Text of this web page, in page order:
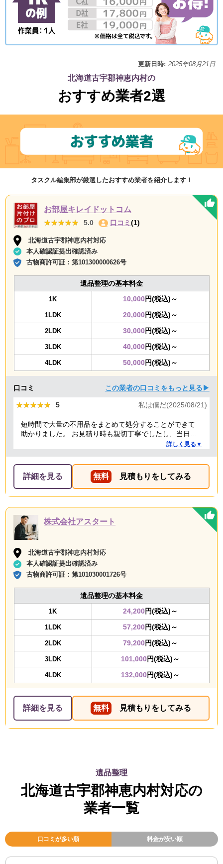
更新日時: 2025年08月21日
北海道古宇郡神恵内村の
おすすめ業者2選
タスクル編集部が厳選したおすすめ業者を紹介します！
お部屋キレイドットコム
★★★★★
★★★★★ 5.0 口コミ (1)
北海道古宇郡神恵内村対応
本人確認証提出確認済み
古物商許可証：第101300000626号
遺品整理の基本料金
1K 10,000円(税込)～
1LDK 20,000円(税込)～
2LDK 30,000円(税込)～
3LDK 40,000円(税込)～
4LDK 50,000円(税込)～
口コミ この業者の口コミをもっと見る▶
★★★★★
★★★★★ 5 私は僕だ(2025/08/21)
短時間で大量の不用品をまとめて処分することができて
助かりました。 お見積り時も親切丁寧でしたし、当日作
業を担当してくれた方たちも礼儀正しく気持ちよく対応
詳しく見る▼
詳細を見る 無料 見積もりをしてみる
株式会社アスタート
北海道古宇郡神恵内村対応
本人確認証提出確認済み
古物商許可証：第101030001726号
遺品整理の基本料金
1K 24,200円(税込)～
1LDK 57,200円(税込)～
2LDK 79,200円(税込)～
3LDK 101,000円(税込)～
4LDK 132,000円(税込)～
詳細を見る 無料 見積もりをしてみる
遺品整理
北海道古宇郡神恵内村対応の
業者一覧
口コミが多い順 料金が安い順